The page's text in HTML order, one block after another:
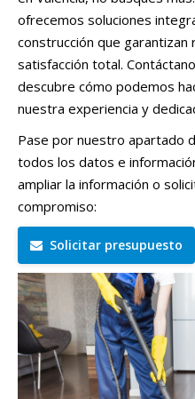
ofrecemos soluciones
construcción que
satisfacción total.
descubre cómo podemos
nuestra experiencia y
Pase por nuestro apartado
todos los datos e
ampliar la información o
compromiso:
Solicitar presupuesto